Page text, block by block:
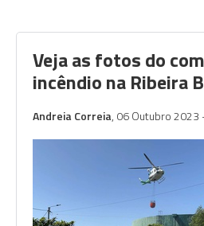
Veja as fotos do
incêndio na Ribeira
Andreia Correia, 06 Outubro 2023